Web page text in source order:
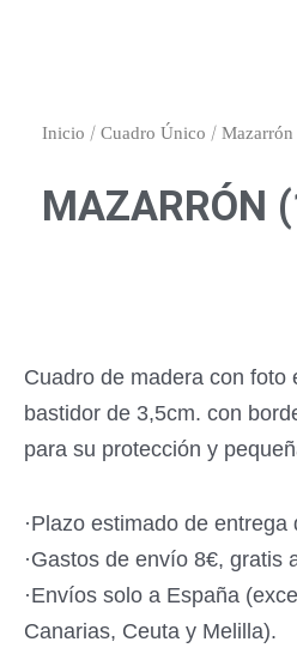
Inicio / Cuadro Único / Mazarrón
MAZARRÓN
Cuadro de madera con foto
bastidor de 3,5cm. con
para su protección y
·Plazo estimado de
·Gastos de envío 8€, gratis
·Envíos solo a España
Canarias, Ceuta y Melilla).